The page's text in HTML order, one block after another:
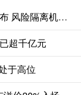
金富宝 全国首例险企破产重整案细节公布 风险隔离机制保障保单债权人权益
超千亿元
于高位